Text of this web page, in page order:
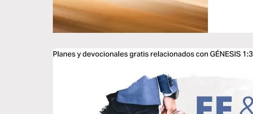
Planes y devocionales gratis relacionados con GÉNESIS 1:3